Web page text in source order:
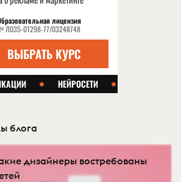
блога
дизайнеры востребованы